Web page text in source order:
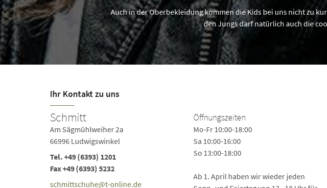
Auch in der Oberbekleidung kommen die Kids bei uns nicht zu
den Jungs darf natürlich auch die
Ihr Kontakt zu uns
Schmitt
Am Sägmühlweiher 2a
66996 Ludwigswinkel
Tel. +49 (6393) 1201
Fax +49 (6393) 5232
schmittschuhe@t-online.de
Öffnungszeiten
Mo-Fr 10:00-18:00
Sa 10:00-16:00
So 13:00-18:00
Ab 1. April haben wir wieder jeden